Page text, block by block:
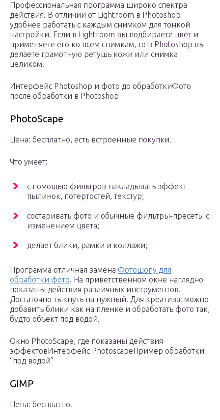
Профессиональная программа широко спектра
действия. В отличии от Lightroom в Photoshop
удобнее работать с каждым снимком для тонкой
настройки. Если в Lightroom вы подбираете цвет и
применяете его ко всем снимкам, то в Photoshop вы
делаете грамотную ретушь кожи или снимка
целиком.
Интерфейс Photoshop и фото до обработкиФото
после обработки в Photoshop
PhotoScape
Цена: бесплатно, есть встроенные покупки.
Что умеет:
с помощью фильтров накладывать эффект
пылинок, потертостей, текстур;
состаривать фото и обычные фильтры-пресеты с
изменением цвета;
делает блики, рамки и коллажи;
Программа отличная замена Фотошопу для
обработки фото. На приветственном окне наглядно
показаны действия различных инструментов.
Достаточно тыкнуть на нужный. Для креатива: можно
добавить блики как на пленке и обработать фото так,
будто объект под водой.
Окно PhotoScape, где показаны действия
эффектовИнтерфейс PhotoscapeПример обработки
“под водой”
GIMP
Цена: бесплатно.